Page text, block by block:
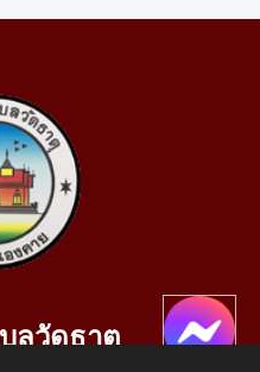
ลวัดธาตุ